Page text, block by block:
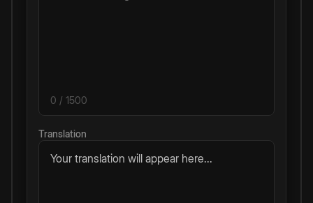
0 / 1500
Translation
Your translation will appear here...